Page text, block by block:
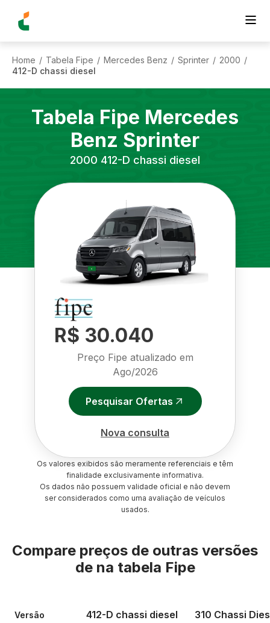
Home / Tabela Fipe / Mercedes Benz / Sprinter / 2000 /
412-D chassi diesel
Tabela Fipe Mercedes
Benz Sprinter
2000 412-D chassi diesel
R$ 30.040
Preço Fipe atualizado em
Ago/2026
Pesquisar Ofertas
Nova consulta
Os valores exibidos são meramente referenciais e têm
finalidade exclusivamente informativa.
Os dados não possuem validade oficial e não devem
ser considerados como uma avaliação de veículos
usados.
Compare preços de outras versões
de na tabela Fipe
Versão 412-D chassi diesel 310 Chassi